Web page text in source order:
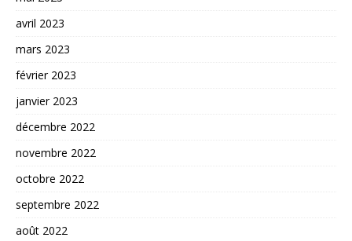
avril 2023
mars 2023
février 2023
janvier 2023
décembre 2022
novembre 2022
octobre 2022
septembre 2022
août 2022